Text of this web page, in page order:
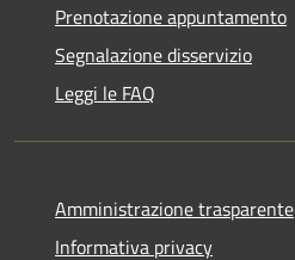
Prenotazione appuntamento
Segnalazione disservizio
Leggi le FAQ
Amministrazione trasparente
Informativa privacy